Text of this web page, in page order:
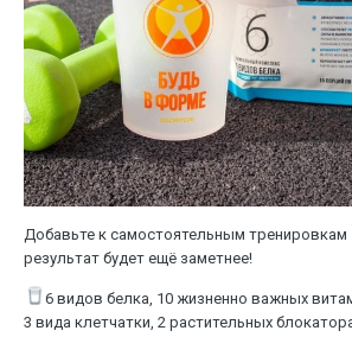
Добавьте к самостоятельным тренировкам
результат будет ещё заметнее!
6 видов белка, 10 жизненно важных
3 вида клетчатки, 2 растительных